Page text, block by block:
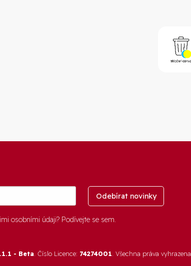
Odebírat novinky
osobními údaji? Podívejte se sem.
- Beta. Číslo Licence: 74274001. Všechna práva vyhrazena